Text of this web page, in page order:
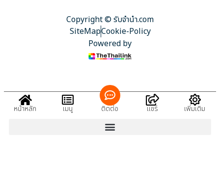
Copyright © รับจํานํา.com
SiteMapCookie-Policy
Powered by
หน้าหลัก เมนู ติดต่อ แชร์ เพิ่มเติม